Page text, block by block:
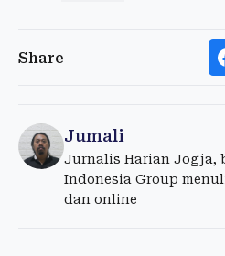
Share
Jumali
Jurnalis Harian Jogja,
Indonesia Group
dan online